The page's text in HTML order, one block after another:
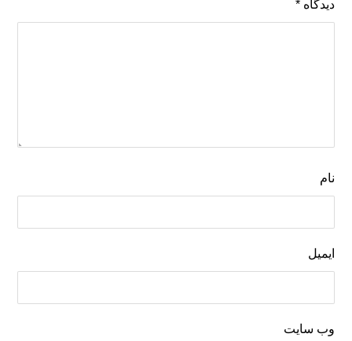
دیدگاه*
نام
ایمیل
وب‌ سایت